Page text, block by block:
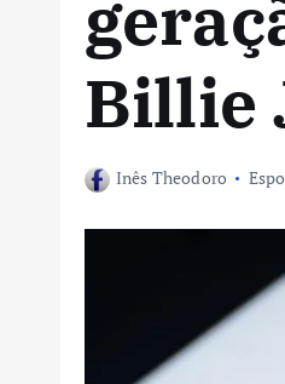
Billie
Inês Theodoro